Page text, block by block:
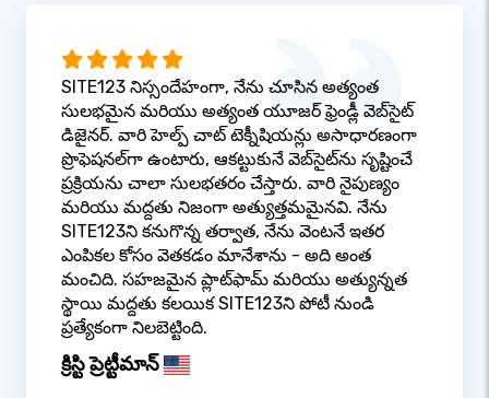
SITE123 నిస్సందేహంగా, నేను చూసిన అత్యంత
సులభమైన మరియు అత్యంత యూజర్ ఫ్రెండ్లీ వెబ్‌సైట్
డిజైనర్. వారి హెల్ప్ చాట్ టెక్నీషియన్లు అసాధారణంగా
ప్రొఫెషనల్‌గా ఉంటారు, ఆకట్టుకునే వెబ్‌సైట్‌ను సృష్టించే
ప్రక్రియను చాలా సులభతరం చేస్తారు. వారి నైపుణ్యం
మరియు మద్దతు నిజంగా అత్యుత్తమమైనవి. నేను
SITE123ని కనుగొన్న తర్వాత, నేను వెంటనే ఇతర
ఎంపికల కోసం వెతకడం మానేశాను - అది అంత
మంచిది. సహజమైన ప్లాట్‌ఫామ్ మరియు అత్యున్నత
స్థాయి మద్దతు కలయిక SITE123ని పోటీ నుండి
ప్రత్యేకంగా నిలబెట్టింది.
క్రిస్టి ప్రెట్టీమాన్